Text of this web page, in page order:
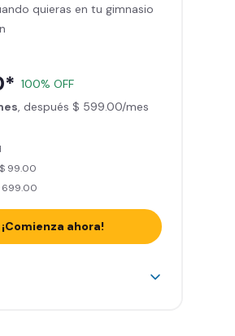
App - Tu plan de
personalizado
GO (entrenamientos en
la app
a todas las áreas de peso
quieras en tu gimnasio
100% OFF
, después $ 599.00/mes
99.00
699.00
¡Comienza ahora!
ilimitado a + 2.000